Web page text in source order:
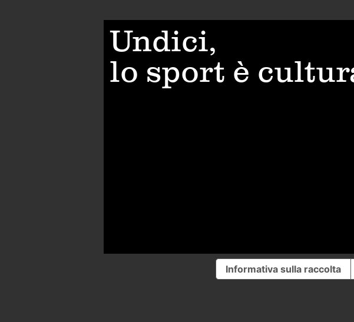
Undici,
lo sport è
Informativa sulla raccolta